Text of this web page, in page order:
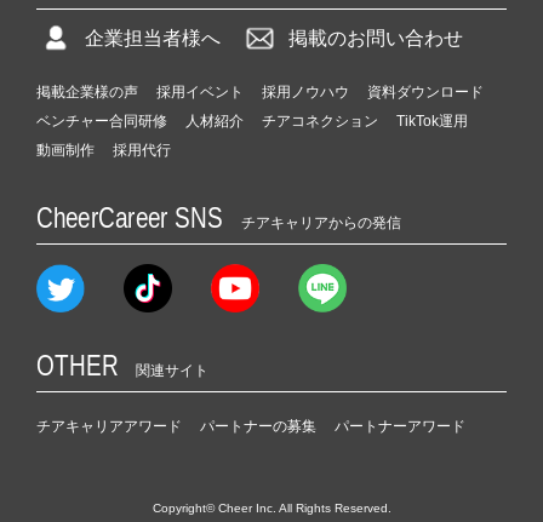
企業担当者様へ 掲載のお問い合わせ
掲載企業様の声 採用イベント 採用ノウハウ
資料ダウンロード
ベンチャー合同研修
人材紹介 チアコネクション
TikTok運用
動画制作
採用代行
CheerCareer SNS チアキャリアからの発信
OTHER 関連サイト
チアキャリアアワード パートナーの募集 パートナーアワード
Copyright© Cheer Inc. All Rights Reserved.